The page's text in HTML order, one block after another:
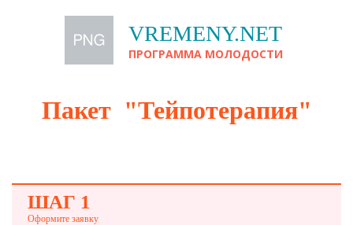
VREMENY.NET
ПРОГРАММА МОЛОДОСТИ
Пакет "Тейпотерапия"
ШАГ 1
Оформите заявку